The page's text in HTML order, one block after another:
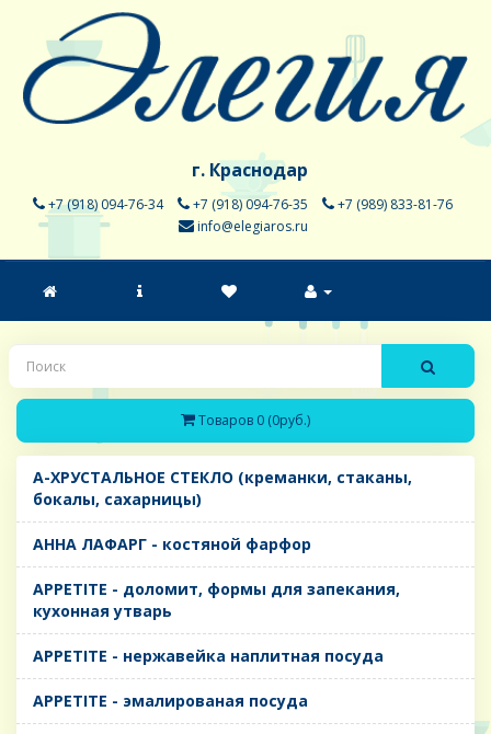
г. Краснодар
+7 (918) 094-76-34 +7 (918) 094-76-35
+7 (989) 833-81-76
info@elegiaros.ru
Товаров 0 (0руб.)
A-ХРУСТАЛЬНОЕ СТЕКЛО (креманки, стаканы,
бокалы, сахарницы)
AHHA ЛАФАРГ - костяной фарфор
APPETITE - доломит, формы для запекания,
кухонная утварь
APPETITE - нержавейка наплитная посуда
APPETITE - эмалированая посуда